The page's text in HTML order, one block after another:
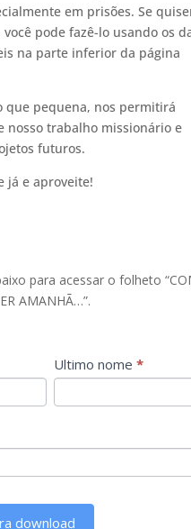
em prisões. Se
pode fazê-lo usando os
na parte inferior da página
que pequena, nos permitirá
nosso trabalho missionário e
futuros.
já e aproveite!
para acessar o folheto
AMANHÃ…”.
Ultimo nome *
download